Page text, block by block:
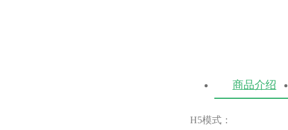
商品介绍
H5模式：